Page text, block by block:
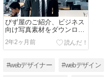
びず屋のご紹介、ビジネス
向け写真素材をダウンロー
ド販売しています
2年2ヶ月前
#webデザイナー #webデザイン